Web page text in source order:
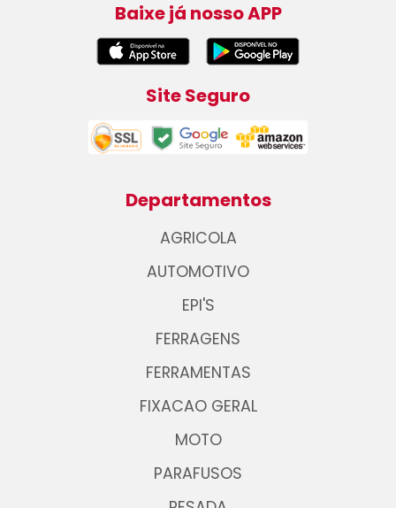
Baixe já nosso APP
Site Seguro
Departamentos
AGRICOLA
AUTOMOTIVO
EPI'S
FERRAGENS
FERRAMENTAS
FIXACAO GERAL
MOTO
PARAFUSOS